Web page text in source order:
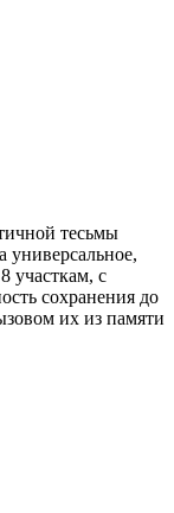
тесьмы
универсальное,
участкам, с
сохранения до
их из памяти